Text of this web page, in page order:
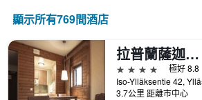
顯示所有769間酒店
拉普蘭薩迦酒店
4星級
極好 8.8
3.7公里 距離市中心